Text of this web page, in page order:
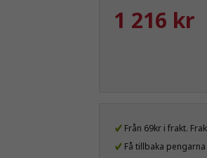
1 216 kr
Från 69kr i frakt.
Få tillbaka